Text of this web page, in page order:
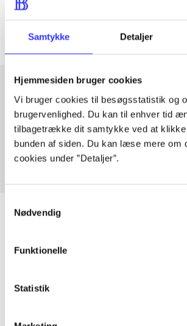
Samtykke Detaljer
Hjemmesiden bruger cookies
Vi bruger cookies til besøgsstatistik og
brugervenlighed. Du kan til enhver tid
tilbagetrække dit samtykke ved at klikke
bunden af siden. Du kan læse mere om
cookies under ”Detaljer”.
Nødvendig
Funktionelle
Statistik
Artiklerne i
Artikler med samme emner
Fra
Artikler